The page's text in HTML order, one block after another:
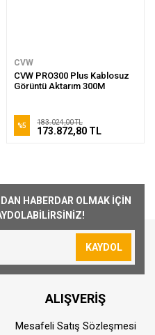
CVW
CVW PRO300 Plus Kablosuz
Görüntü Aktarım 300M
%5 183.024,00 TL
173.872,80 TL
HABERDAR OLMAK İÇİN
KAYDOL
ALIŞVERİŞ
Mesafeli Satış Sözleşmesi